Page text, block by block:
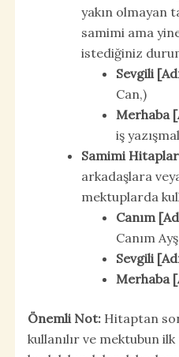
yakın olmayan
samimi ama
istediğiniz
Sevgili
Can,)
Merhaba
iş
Samimi
arkadaşlara
mektuplarda
Canım
Canım
Sevgili
Merhaba
Önemli Not:Hitaptan
kullanılır ve mektubun